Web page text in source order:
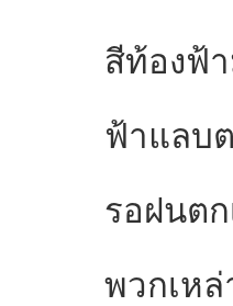
สีท้องฟ้
ฟ้าแลบ
รอฝนต
พวกเห